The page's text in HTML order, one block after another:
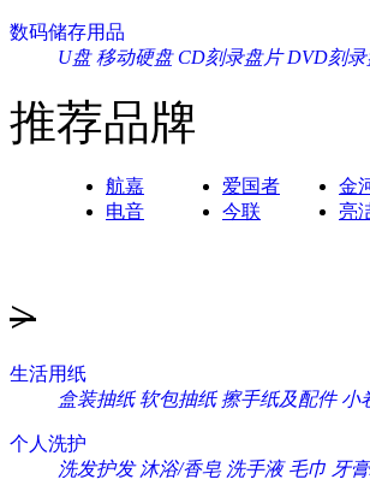
数码储存用品
U盘 移动硬盘 CD刻录盘片 DVD刻
推荐品牌
航嘉 爱国者 金
电音
今联 亮
>
生活用纸
盒装抽纸 软包抽纸 擦手纸及配件 小
个人洗护
洗发护发 沐浴/香皂 洗手液 毛巾 牙